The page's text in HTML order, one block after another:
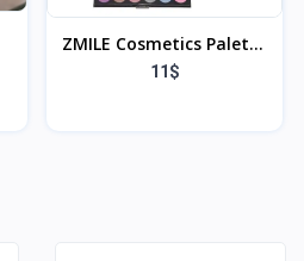
ZMILE Cosmetics Palette
de Maquillage 'All You
11$